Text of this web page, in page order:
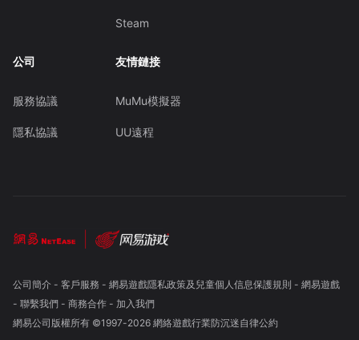
Steam
公司
服務協議
隱私協議
友情鏈接
MuMu模擬器
UU遠程
公司簡介- 客戶服務 - 網易遊戲隱私政策及兒童個人信息保護規則 - 網易遊戲
- 聯繫我們- 商務合作- 加入我們
網易公司版權所有 ©1997-2026 網絡遊戲行業防沉迷自律公約